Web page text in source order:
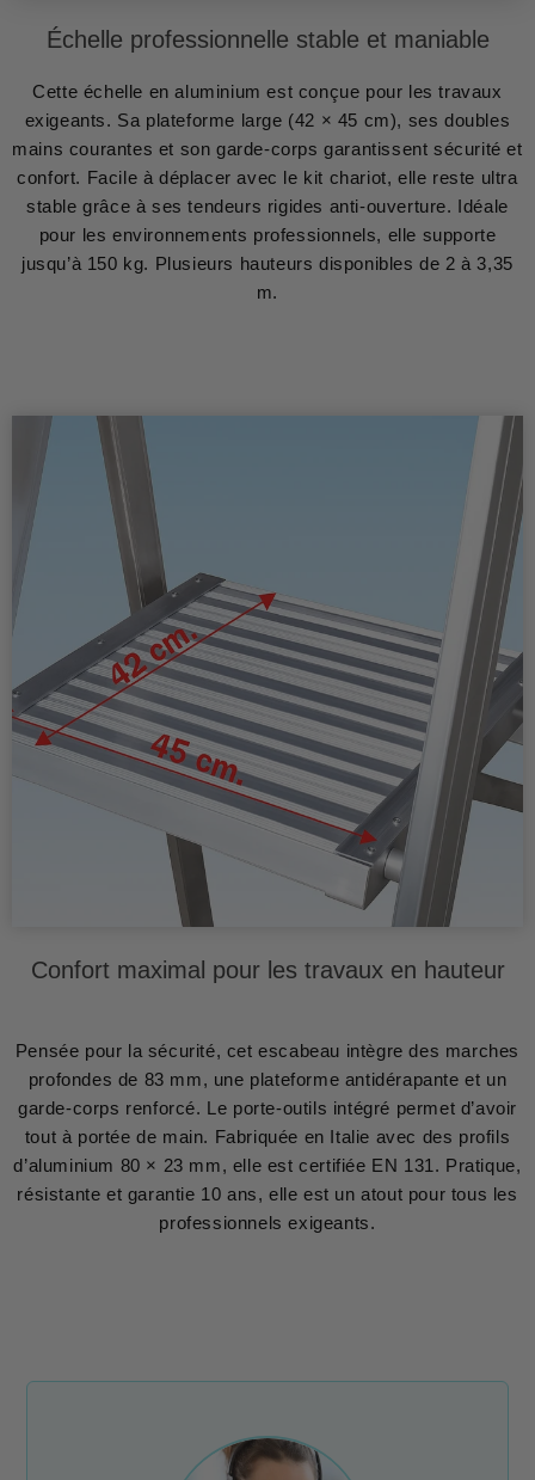
Échelle professionnelle stable et maniable
Cette échelle en aluminium est conçue pour les travaux
exigeants. Sa plateforme large (42 × 45 cm), ses doubles
mains courantes et son garde-corps garantissent sécurité et
confort. Facile à déplacer avec le kit chariot, elle reste ultra
stable grâce à ses tendeurs rigides anti-ouverture. Idéale
pour les environnements professionnels, elle supporte
jusqu’à 150 kg. Plusieurs hauteurs disponibles de 2 à 3,35
m.
Confort maximal pour les travaux en hauteur
Pensée pour la sécurité, cet escabeau intègre des marches
profondes de 83 mm, une plateforme antidérapante et un
garde-corps renforcé. Le porte-outils intégré permet d’avoir
tout à portée de main. Fabriquée en Italie avec des profils
d’aluminium 80 × 23 mm, elle est certifiée EN 131. Pratique,
résistante et garantie 10 ans, elle est un atout pour tous les
professionnels exigeants.